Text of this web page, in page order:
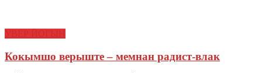
Кокымшо верыште – мемнан радист-влак